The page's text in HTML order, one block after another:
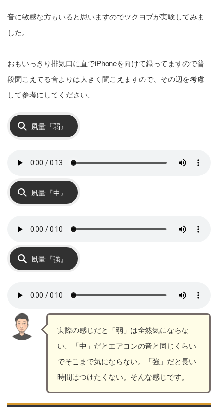
音に敏感な方もいると思いますのでツクヨブが実験してみま
した。
おもいっきり排気口に直でiPhoneを向けて録ってますので普
段聞こえてる音よりは大きく聞こえますので、その辺を考慮
して参考にしてください。
風量『弱』
風量『中』
風量『強』
実際の感じだと「弱」は全然気にならな
い。「中」だとエアコンの音と同じくらい
でそこまで気にならない。「強」だと長い
時間はつけたくない。そんな感じです。